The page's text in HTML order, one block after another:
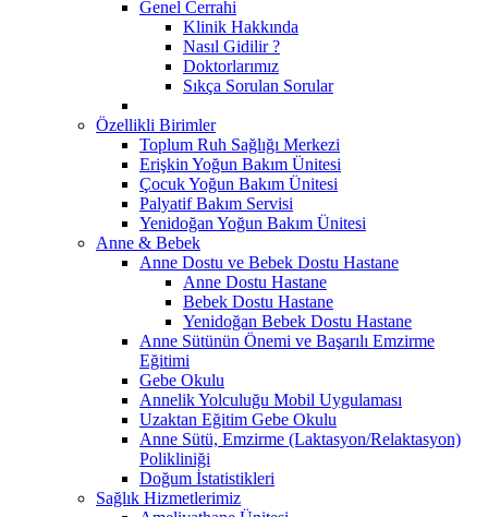
Genel Cerrahi
Klinik Hakkında
Nasıl Gidilir ?
Doktorlarımız
Sıkça Sorulan Sorular
Özellikli Birimler
Toplum Ruh Sağlığı Merkezi
Erişkin Yoğun Bakım Ünitesi
Çocuk Yoğun Bakım Ünitesi
Palyatif Bakım Servisi
Yenidoğan Yoğun Bakım Ünitesi
Anne & Bebek
Anne Dostu ve Bebek Dostu Hastane
Anne Dostu Hastane
Bebek Dostu Hastane
Yenidoğan Bebek Dostu Hastane
Anne Sütünün Önemi ve Başarılı Emzirme
Eğitimi
Gebe Okulu
Annelik Yolculuğu Mobil Uygulaması
Uzaktan Eğitim Gebe Okulu
Anne Sütü, Emzirme (Laktasyon/Relaktasyon)
Polikliniği
Doğum İstatistikleri
Sağlık Hizmetlerimiz